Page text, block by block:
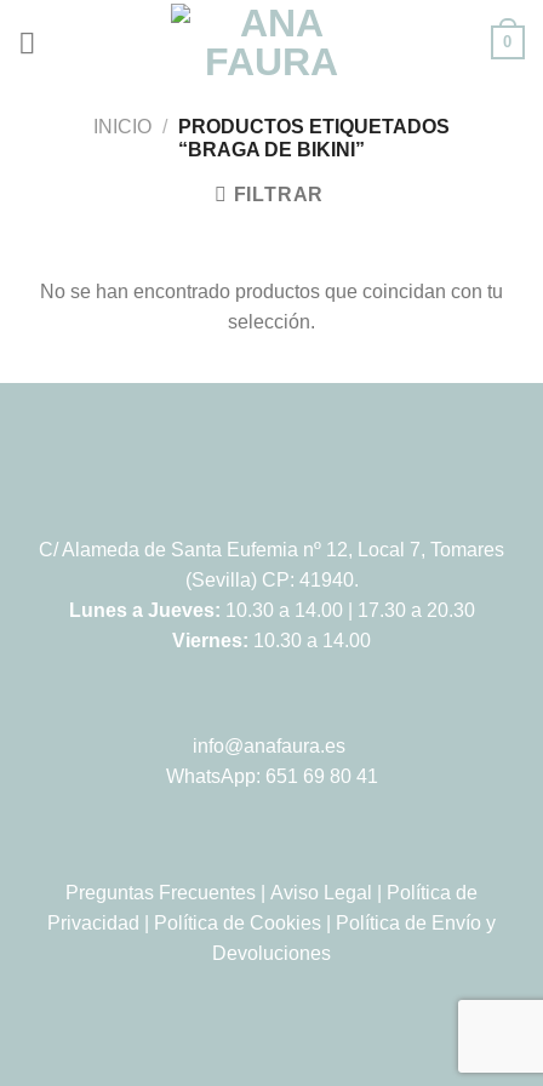
0
INICIO /
PRODUCTOS ETIQUETADOS
“BRAGA DE BIKINI”
FILTRAR
No se han encontrado productos que coincidan con tu
selección.
C/ Alameda de Santa Eufemia nº 12, Local 7, Tomares
(Sevilla) CP: 41940.
Lunes a Jueves: 10.30 a 14.00 | 17.30 a 20.30
Viernes: 10.30 a 14.00
info@anafaura.es
WhatsApp: 651 69 80 41
Preguntas Frecuentes Aviso Legal
Política de
Privacidad
Política de Cookies
Política de Envío y
Devoluciones